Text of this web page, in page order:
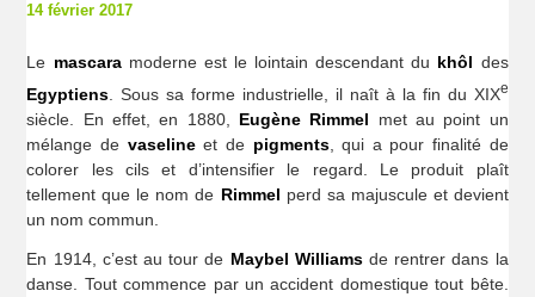
14 février 2017
Le mascaramoderne est le lointain descendant du khôl des
Egyptiens . Sous sa forme industrielle, il naît à la fin du XIXe
siècle. En effet, en 1880, Eugène Rimmel met au point un
mélange de vaselineet de pigments, qui a pour finalité de
colorer les cils et d’intensifier le regard. Le produit plaît
tellement que le nom de Rimmel perd sa majuscule et devient
un nom commun.
En 1914, c’est au tour de Maybel Williamsde rentrer dans la
danse. Tout commence par un accident domestique tout bête.